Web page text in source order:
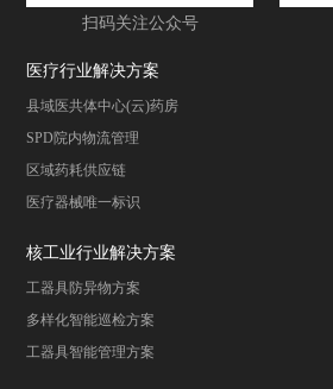
扫码关注公众号
医疗行业解决方案
县域医共体中心(云)药房
SPD院内物流管理
区域药耗供应链
医疗器械唯一标识
核工业行业解决方案
工器具防异物方案
多样化智能巡检方案
工器具智能管理方案